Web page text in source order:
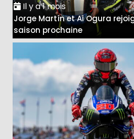
Il y a 1 mois
Jorge Martín et Ai Ogura
saison prochaine